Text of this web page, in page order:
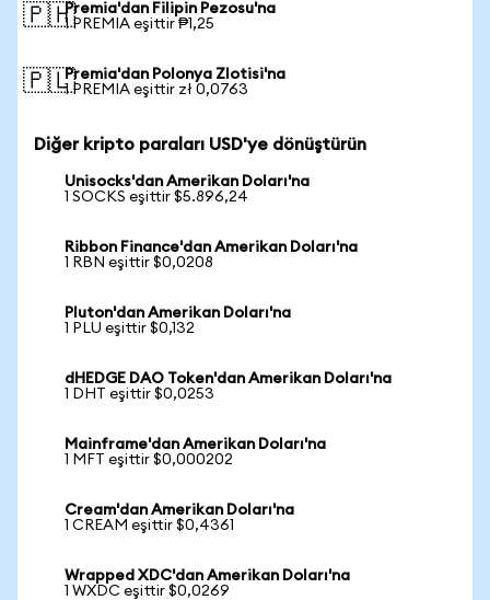
🇵🇭Premia'dan Filipin Pezosu'na
1 PREMIA eşittir ₱1,25
🇵🇱Premia'dan Polonya Zlotisi'na
1 PREMIA eşittir zł 0,0763
Diğer kripto paraları USD'ye dönüştürün
Unisocks'dan Amerikan Doları'na
1 SOCKS eşittir $5.896,24
Ribbon Finance'dan Amerikan Doları'na
1 RBN eşittir $0,0208
Pluton'dan Amerikan Doları'na
1 PLU eşittir $0,132
dHEDGE DAO Token'dan Amerikan Doları'na
1 DHT eşittir $0,0253
Mainframe'dan Amerikan Doları'na
1 MFT eşittir $0,000202
Cream'dan Amerikan Doları'na
1 CREAM eşittir $0,4361
Wrapped XDC'dan Amerikan Doları'na
1 WXDC eşittir $0,0269